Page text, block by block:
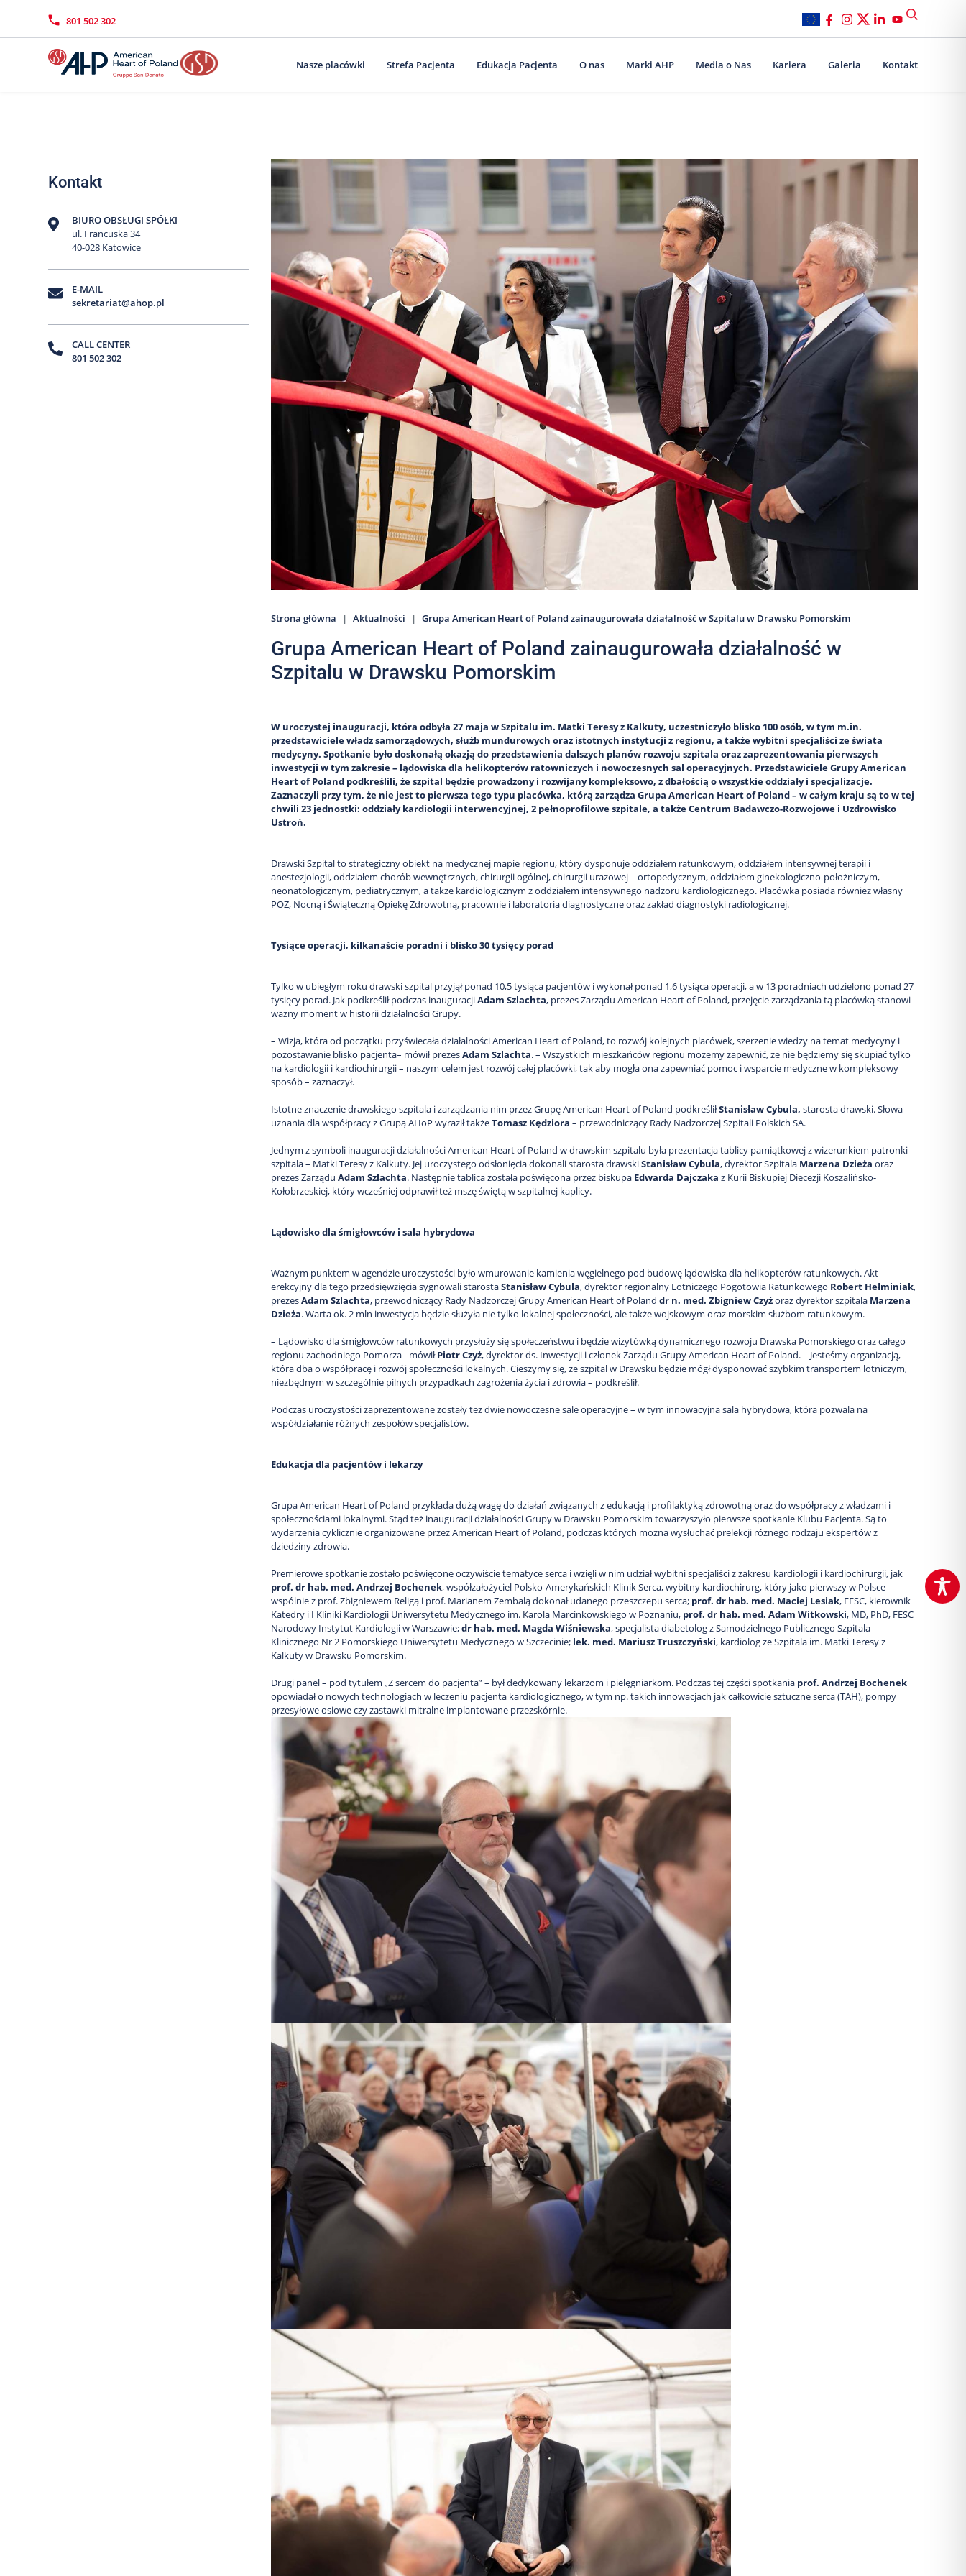
801 502 302
Nasze placówki Strefa Pacjenta Edukacja Pacjenta O nas Marki AHP Media o Nas Kariera Galeria Kontakt
Kontakt
BIURO OBSŁUGI SPÓŁKI
ul. Francuska 34
40-028 Katowice
E-MAIL
sekretariat@ahop.pl
CALL CENTER
801 502 302
Strona główna Aktualności Grupa American Heart of Poland zainaugurowała działalność w Szpitalu w Drawsku Pomorskim
Grupa American Heart of Poland zainaugurowała działalność w
Szpitalu w Drawsku Pomorskim
W uroczystej inauguracji, która odbyła 27 maja w Szpitalu im. Matki Teresy z Kalkuty, uczestniczyło blisko 100 osób, w tym m.in.
przedstawiciele władz samorządowych, służb mundurowych oraz istotnych instytucji z regionu, a także wybitni specjaliści ze świata
medycyny. Spotkanie było doskonałą okazją do przedstawienia dalszych planów rozwoju szpitala oraz zaprezentowania pierwszych
inwestycji w tym zakresie – lądowiska dla helikopterów ratowniczych i nowoczesnych sal operacyjnych. Przedstawiciele Grupy American
Heart of Poland podkreślili, że szpital będzie prowadzony i rozwijany kompleksowo, z dbałością o wszystkie oddziały i specjalizacje.
Zaznaczyli przy tym, że nie jest to pierwsza tego typu placówka, którą zarządza Grupa American Heart of Poland – w całym kraju są to w tej
chwili 23 jednostki: oddziały kardiologii interwencyjnej, 2 pełnoprofilowe szpitale, a także Centrum Badawczo-Rozwojowe i Uzdrowisko
Ustroń.
Drawski Szpital to strategiczny obiekt na medycznej mapie regionu, który dysponuje oddziałem ratunkowym, oddziałem intensywnej terapii i
anestezjologii, oddziałem chorób wewnętrznych, chirurgii ogólnej, chirurgii urazowej – ortopedycznym, oddziałem ginekologiczno-położniczym,
neonatologicznym, pediatrycznym, a także kardiologicznym z oddziałem intensywnego nadzoru kardiologicznego. Placówka posiada również własny
POZ, Nocną i Świąteczną Opiekę Zdrowotną, pracownie i laboratoria diagnostyczne oraz zakład diagnostyki radiologicznej.
Tysiące operacji, kilkanaście poradni i blisko 30 tysięcy porad
Tylko w ubiegłym roku drawski szpital przyjął ponad 10,5 tysiąca pacjentów i wykonał ponad 1,6 tysiąca operacji, a w 13 poradniach udzielono ponad 27
tysięcy porad. Jak podkreślił podczas inauguracjiAdam Szlachta, prezes Zarządu American Heart of Poland, przejęcie zarządzania tą placówką stanowi
ważny moment w historii działalności Grupy.
– Wizja, która od początku przyświecała działalności American Heart of Poland, to rozwój kolejnych placówek, szerzenie wiedzy na temat medycyny i
pozostawanie blisko pacjenta– mówił prezesAdam Szlachta. – Wszystkich mieszkańców regionu możemy zapewnić, że nie będziemy się skupiać tylko
na kardiologii i kardiochirurgii – naszym celem jest rozwój całej placówki, tak aby mogła ona zapewniać pomoc i wsparcie medyczne w kompleksowy
sposób – zaznaczył.
Istotne znaczenie drawskiego szpitala i zarządzania nim przez Grupę American Heart of Poland podkreśliłStanisław Cybula, starosta drawski. Słowa
uznania dla współpracy z Grupą AHoP wyraził takżeTomasz Kędziora – przewodniczący Rady Nadzorczej Szpitali Polskich SA.
Jednym z symboli inauguracji działalności American Heart of Poland w drawskim szpitalu była prezentacja tablicy pamiątkowej z wizerunkiem patronki
szpitala – Matki Teresy z Kalkuty. Jej uroczystego odsłonięcia dokonali starosta drawskiStanisław Cybula, dyrektor Szpitala Marzena Dzieża oraz
prezes Zarządu Adam Szlachta. Następnie tablica została poświęcona przez biskupa Edwarda Dajczaka z Kurii Biskupiej Diecezji Koszalińsko-
Kołobrzeskiej, który wcześniej odprawił też mszę świętą w szpitalnej kaplicy.
Lądowisko dla śmigłowców i sala hybrydowa
Ważnym punktem w agendzie uroczystości było wmurowanie kamienia węgielnego pod budowę lądowiska dla helikopterów ratunkowych. Akt
erekcyjny dla tego przedsięwzięcia sygnowali starostaStanisław Cybula, dyrektor regionalny Lotniczego Pogotowia Ratunkowego Robert Hełminiak,
prezesAdam Szlachta, przewodniczący Rady Nadzorczej Grupy American Heart of Poland dr n. med. Zbigniew Czyżoraz dyrektor szpitala Marzena
Dzieża. Warta ok. 2 mln inwestycja będzie służyła nie tylko lokalnej społeczności, ale także wojskowym oraz morskim służbom ratunkowym.
– Lądowisko dla śmigłowców ratunkowych przysłuży się społeczeństwu i będzie wizytówką dynamicznego rozwoju Drawska Pomorskiego oraz całego
regionu zachodniego Pomorza –mówiłPiotr Czyż, dyrektor ds. Inwestycji i członek Zarządu Grupy American Heart of Poland. – Jesteśmy organizacją,
która dba o współpracę i rozwój społeczności lokalnych. Cieszymy się, że szpital w Drawsku będzie mógł dysponować szybkim transportem lotniczym,
niezbędnym w szczególnie pilnych przypadkach zagrożenia życia i zdrowia – podkreślił.
Podczas uroczystości zaprezentowane zostały też dwie nowoczesne sale operacyjne – w tym innowacyjna sala hybrydowa, która pozwala na
współdziałanie różnych zespołów specjalistów.
Edukacja dla pacjentów i lekarzy
Grupa American Heart of Poland przykłada dużą wagę do działań związanych z edukacją i profilaktyką zdrowotną oraz do współpracy z władzami i
społecznościami lokalnymi. Stąd też inauguracji działalności Grupy w Drawsku Pomorskim towarzyszyło pierwsze spotkanie Klubu Pacjenta. Są to
wydarzenia cyklicznie organizowane przez American Heart of Poland, podczas których można wysłuchać prelekcji różnego rodzaju ekspertów z
dziedziny zdrowia.
Premierowe spotkanie zostało poświęcone oczywiście tematyce serca i wzięli w nim udział wybitni specjaliści z zakresu kardiologii i kardiochirurgii, jak
prof. dr hab. med. Andrzej Bochenek, współzałożyciel Polsko-Amerykańskich Klinik Serca, wybitny kardiochirurg, który jako pierwszy w Polsce
wspólnie z prof. Zbigniewem Religą i prof. Marianem Zembalą dokonał udanego przeszczepu serca; prof. dr hab. med. Maciej Lesiak, FESC, kierownik
Katedry i I Kliniki Kardiologii Uniwersytetu Medycznego im. Karola Marcinkowskiego w Poznaniu, prof. dr hab. med. Adam Witkowski, MD, PhD, FESC
Narodowy Instytut Kardiologii w Warszawie;dr hab. med. Magda Wiśniewska, specjalista diabetolog z Samodzielnego Publicznego Szpitala
Klinicznego Nr 2 Pomorskiego Uniwersytetu Medycznego w Szczecinie; lek. med. Mariusz Truszczyński, kardiolog ze Szpitala im. Matki Teresy z
Kalkuty w Drawsku Pomorskim.
Drugi panel – pod tytułem „Z sercem do pacjenta” – był dedykowany lekarzom i pielęgniarkom. Podczas tej części spotkania prof. Andrzej Bochenek
opowiadał o nowych technologiach w leczeniu pacjenta kardiologicznego, w tym np. takich innowacjach jak całkowicie sztuczne serca (TAH), pompy
przesyłowe osiowe czy zastawki mitralne implantowane przezskórnie.